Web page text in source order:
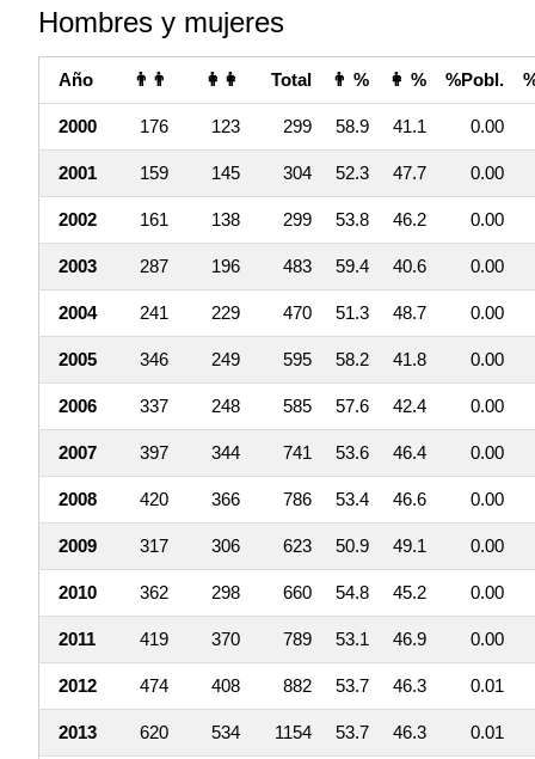
Hombres y mujeres
Año 👨👨 👩👩 Total 👨 % 👩 % %Pobl.
2000 176 123 299 58.9 41.1 0.00
2001 159 145 304 52.3 47.7 0.00
2002 161 138 299 53.8 46.2 0.00
2003 287 196 483 59.4 40.6 0.00
2004 241 229 470 51.3 48.7 0.00
2005 346 249 595 58.2 41.8 0.00
2006 337 248 585 57.6 42.4 0.00
2007 397 344 741 53.6 46.4 0.00
2008 420 366 786 53.4 46.6 0.00
2009 317 306 623 50.9 49.1 0.00
2010 362 298 660 54.8 45.2 0.00
2011 419 370 789 53.1 46.9 0.00
2012 474 408 882 53.7 46.3 0.01
2013 620 534 1154 53.7 46.3 0.01